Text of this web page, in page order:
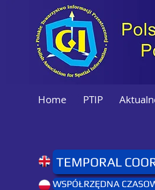
Home PTIP
TEMPORAL
WSPÓŁRZĘDNA